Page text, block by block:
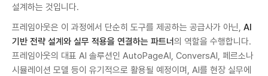
설계하는 것입니다.
프레임아웃은 이 과정에서 단순히 도구를 제공하는 공급사가 아닌, AI
기반 전략 설계와 실무 적용을 연결하는 파트너의 역할을 수행합니다.
프레임아웃의 대표 AI 솔루션인 AutoPageAI, ConversAI, 페르소나
시뮬레이션 모델 등이 유기적으로 활용될 예정이며, AI를 현장 실무에